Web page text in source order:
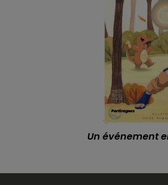
Un événement